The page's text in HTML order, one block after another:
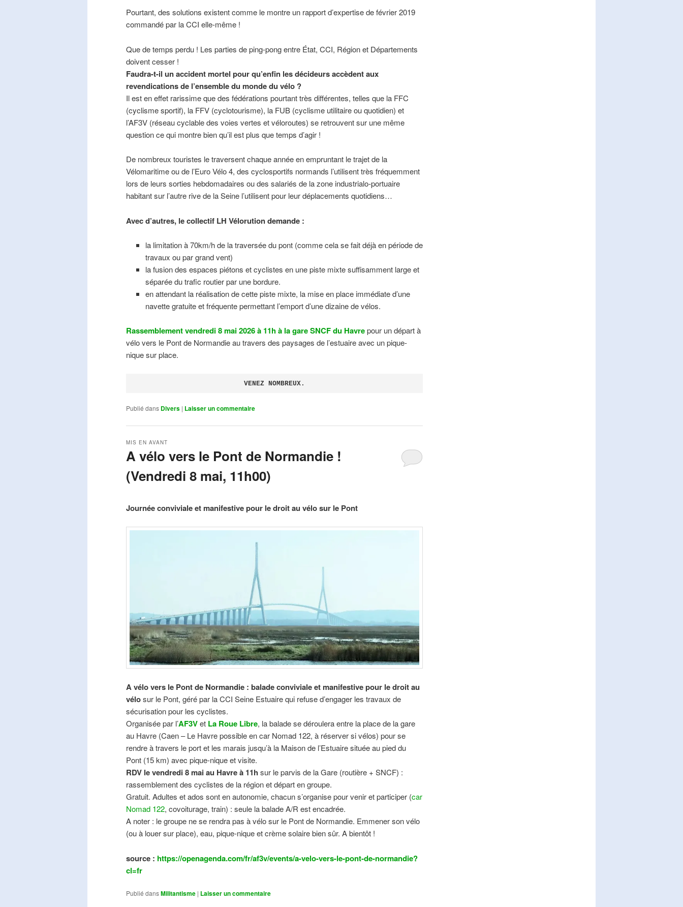
Pourtant, des solutions existent comme le montre un rapport d’expertise de février 2019
commandé par la CCI elle-même !
Que de temps perdu ! Les parties de ping-pong entre État, CCI, Région et Départements
doivent cesser !
Faudra-t-il un accident mortel pour qu’enfin les décideurs accèdent aux
revendications de l’ensemble du monde du vélo ?
Il est en effet rarissime que des fédérations pourtant très différentes, telles que la FFC
(cyclisme sportif), la FFV (cyclotourisme), la FUB (cyclisme utilitaire ou quotidien) et
l’AF3V (réseau cyclable des voies vertes et véloroutes) se retrouvent sur une même
question ce qui montre bien qu’il est plus que temps d’agir !
De nombreux touristes le traversent chaque année en empruntant le trajet de la
Vélomaritime ou de l’Euro Vélo 4, des cyclosportifs normands l’utilisent très fréquemment
lors de leurs sorties hebdomadaires ou des salariés de la zone industrialo-portuaire
habitant sur l’autre rive de la Seine l’utilisent pour leur déplacements quotidiens…
Avec d’autres, le collectif LH Vélorution demande :
la limitation à 70km/h de la traversée du pont (comme cela se fait déjà en période de
travaux ou par grand vent)
la fusion des espaces piétons et cyclistes en une piste mixte suffisamment large et
séparée du trafic routier par une bordure.
en attendant la réalisation de cette piste mixte, la mise en place immédiate d’une
navette gratuite et fréquente permettant l’emport d’une dizaine de vélos.
Rassemblement vendredi 8 mai 2026 à 11h à la gare SNCF du Havrepour un départ à
vélo vers le Pont de Normandie au travers des paysages de l’estuaire avec un pique-
nique sur place.
VENEZ NOMBREUX.
Publié dans Divers | Laisser un commentaire
A vélo vers le Pont de Normandie !
(Vendredi 8 mai, 11h00)
MIS EN AVANT
Journée conviviale et manifestive pour le droit au vélo sur le Pont
A vélo vers le Pont de Normandie : balade conviviale et manifestivepour le droit au
vélosur le Pont, géré par la CCI Seine Estuaire qui refuse d’engager les travaux de
sécurisation pour les cyclistes.
Organisée par l’AF3Vet La Roue Libre, la balade se déroulera entre la place de la gare
au Havre (Caen – Le Havre possible en car Nomad 122, à réserver si vélos) pour se
rendre à travers le port et les marais jusqu’à la Maison de l’Estuaire située au pied du
Pont (15 km) avec pique-nique et visite.
RDV le vendredi 8 mai au Havre à 11h sur le parvis de la Gare (routière + SNCF) :
rassemblement des cyclistes de la région et départ en groupe.
Gratuit. Adultes et ados sont en autonomie, chacun s’organise pour venir et participer (car
Nomad 122, covoiturage, train) : seule la balade A/R est encadrée.
A noter : le groupe ne se rendra pas à vélo sur le Pont de Normandie. Emmener son vélo
(ou à louer sur place), eau, pique-nique et crème solaire bien sûr. A bientôt !
source : https://openagenda.com/fr/af3v/events/a-velo-vers-le-pont-de-normandie?
cl=fr
Publié dansMilitantisme | Laisser un commentaire